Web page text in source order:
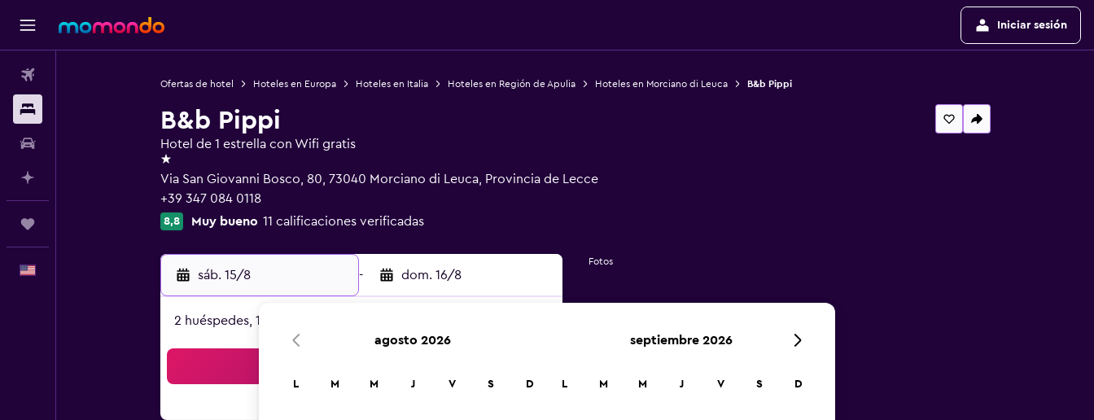
Iniciar sesión
Ofertas de hotel Hoteles en Europa Hoteles en Italia Hoteles en Región de Apulia Hoteles en Morciano di Leuca B&b Pippi
B&b Pippi
Hotel de 1 estrella con Wifi gratis
1 estrella
Via San Giovanni Bosco, 80, 73040 Morciano di Leuca, Provincia de Lecce
+39 347 084 0118
8,8 Muy bueno 11 calificaciones verificadas
sáb. 15/8 - dom. 16/8
2 huéspedes, 1 habitación
Fotos
agosto 2026
L M M J V S D
septiembre 2026
L M M J V S D